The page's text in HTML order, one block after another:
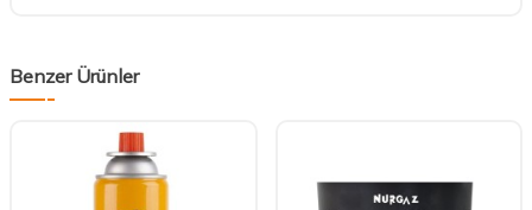
Benzer Ürünler